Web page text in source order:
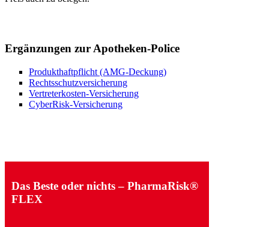
Ergänzungen zur Apotheken-Police
Produkthaftpflicht (AMG-Deckung)
Rechtsschutzversicherung
Vertreterkosten-Versicherung
CyberRisk-Versicherung
Das Beste oder nichts – PharmaRisk®
FLEX